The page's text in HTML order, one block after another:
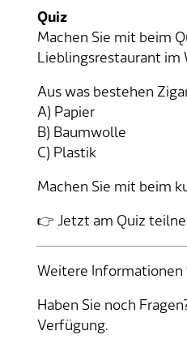
Quiz
Machen Sie mit beim
Lieblingsrestaurant im
Aus was bestehen
A) Papier
B) Baumwolle
C) Plastik
Machen Sie mit beim
👉 Jetzt am Quiz
Weitere
Haben Sie noch
Verfügung.